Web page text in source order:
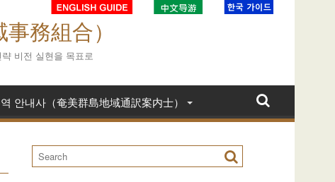
務組合）
비전 실현을 목표로
안내사（奄美群島地域通訳案内士）